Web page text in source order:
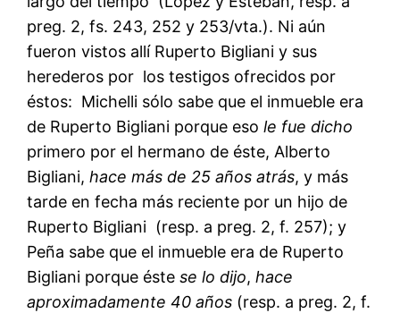
preg. 2, fs. 243, 252 y 253/vta.). Ni aún
fueron vistos allí Ruperto Bigliani y sus
herederos por los testigos ofrecidos por
éstos: Michelli sólo sabe que el inmueble era
de Ruperto Bigliani porque esole fue dicho
primero por el hermano de éste, Alberto
Bigliani,hace más de 25 años atrás, y más
tarde en fecha más reciente por un hijo de
Ruperto Bigliani (resp. a preg. 2, f. 257); y
Peña sabe que el inmueble era de Ruperto
Bigliani porque éstese lo dijo,hace
aproximadamente 40 años (resp. a preg. 2, f.